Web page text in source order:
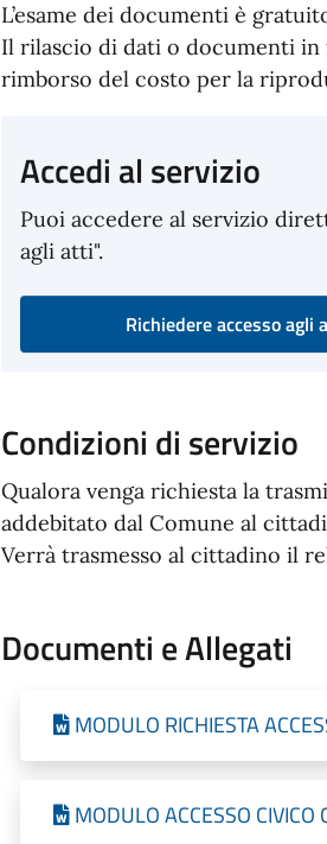
L’esame dei documenti è
Il rilascio di dati o documenti
rimborso del costo per la
Accedi al servizio
Puoi accedere al servizio
agli atti".
Richiedere accesso agli
Condizioni di servizio
Qualora venga richiesta la
addebitato dal Comune al
Verrà trasmesso al cittadino il
Documenti e Allegati
MODULO RICHIESTA
MODULO ACCESSO CIVICO